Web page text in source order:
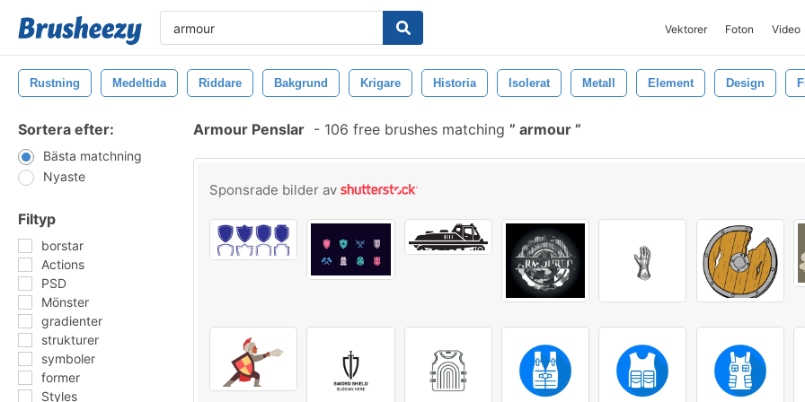
Vektorer Foton Video
Rustning Medeltida Riddare Bakgrund Krigare Historia Isolerat Metall Element Design
Sortera efter:
Bästa matchning
Nyaste
Filtyp
borstar
Actions
PSD
Mönster
gradienter
strukturer
symboler
former
Styles
Armour Penslar - 106 free brushes matching armour
Sponsrade bilder av